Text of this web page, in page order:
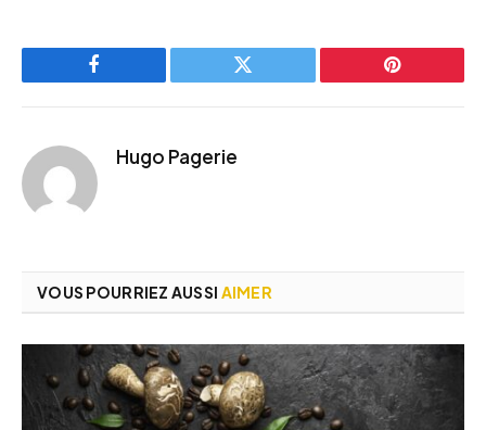
Facebook Twitter Pinterest
Hugo Pagerie
VOUS POURRIEZ AUSSI AIMER